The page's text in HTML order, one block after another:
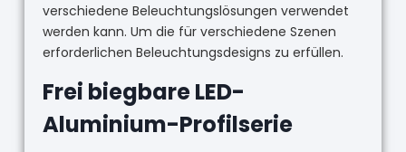
verschiedene Beleuchtungslösungen verwendet
werden kann. Um die für verschiedene Szenen
erforderlichen Beleuchtungsdesigns zu erfüllen.
Frei biegbare LED-
Aluminium-Profilserie